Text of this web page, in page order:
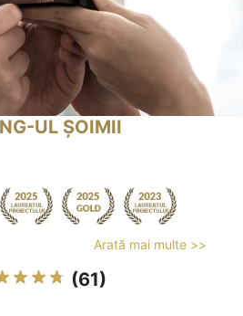
UL ȘOIMII
Arată mai multe >>
(61)